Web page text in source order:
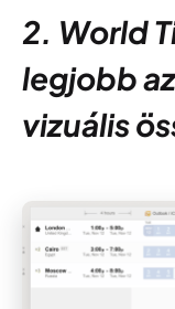
2. World
legjobb
vizuális